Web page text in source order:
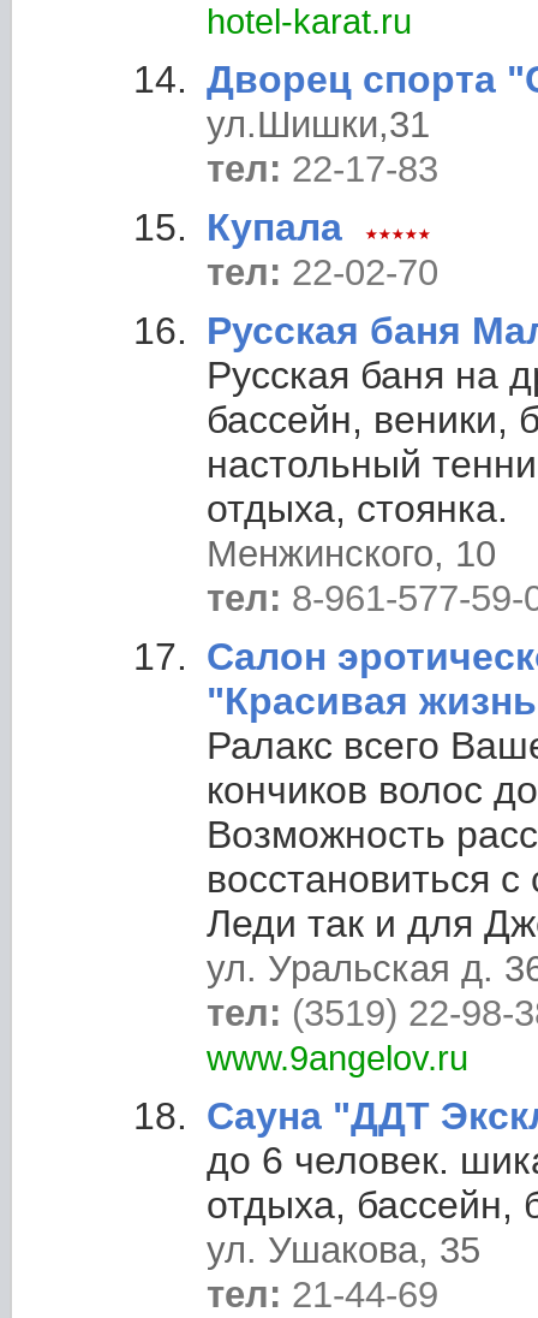
hotel-karat.ru
Дворец спорта
ул.Шишки,31
тел: 22-17-83
Купала
тел: 22-02-70
Русская баня
Русская баня на
бассейн, веники,
настольный
отдыха, стоянка.
Менжинского, 10
тел: 8-961-577-59-
Салон
"Красивая
Ралакс всего
кончиков волос
Возможность
восстановиться
Леди так и для
ул. Уральская д.
тел: (3519) 22-98-
www.9angelov.ru
Сауна "ДДТ
до 6 человек.
отдыха,
ул. Ушакова, 35
тел: 21-44-69